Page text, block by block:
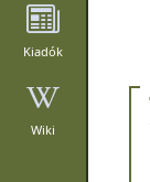
Kiadók
Wiki